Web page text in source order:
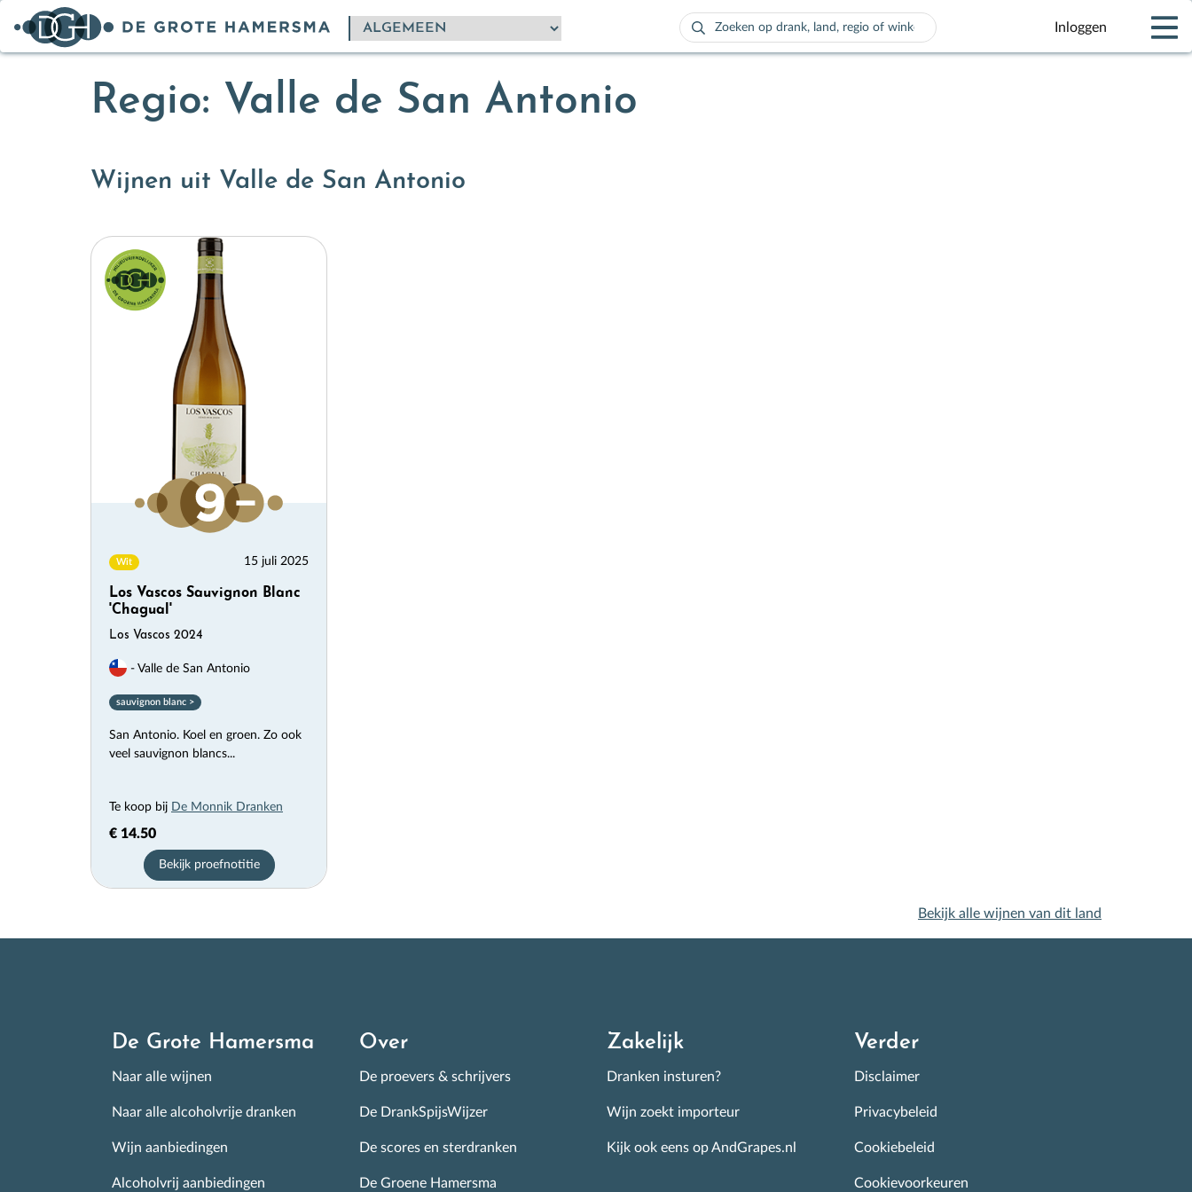
Zoeken
naar:
Als de resultaten voor automatisch aanvullen beschikbaar zijn, gebruik de pijlen
Inloggen
Regio: Valle de San Antonio
Wijnen uit Valle de San Antonio
Wit 15 juli 2025
Los Vascos Sauvignon Blanc
'Chagual'
Los Vascos 2024
- Valle de San Antonio
sauvignon blanc >
San Antonio. Koel en groen. Zo ook
veel sauvignon blancs...
Te koop bij De Monnik Dranken
€ 14.50
Bekijk proefnotitie
Bekijk alle wijnen van dit land
De Grote Hamersma
Naar alle wijnen
Naar alle alcoholvrije dranken
Wijn aanbiedingen
Alcoholvrij aanbiedingen
Over
De proevers & schrijvers
De DrankSpijsWijzer
De scores en sterdranken
De Groene Hamersma
Zakelijk
Dranken insturen?
Wijn zoekt importeur
Kijk ook eens op AndGrapes.nl
Verder
Disclaimer
Privacybeleid
Cookiebeleid
Cookievoorkeuren